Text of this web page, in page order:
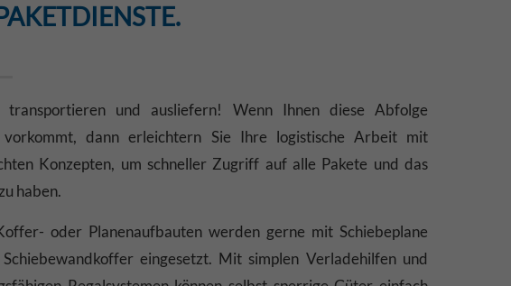
transportieren und ausliefern! Wenn Ihnen diese Abfolge
vorkommt, dann erleichtern Sie Ihre logistische Arbeit mit
Konzepten, um schneller Zugriff auf alle Pakete und das
haben.
oder Planenaufbauten werden gerne mit Schiebeplane
eingesetzt. Mit simplen Verladehilfen und